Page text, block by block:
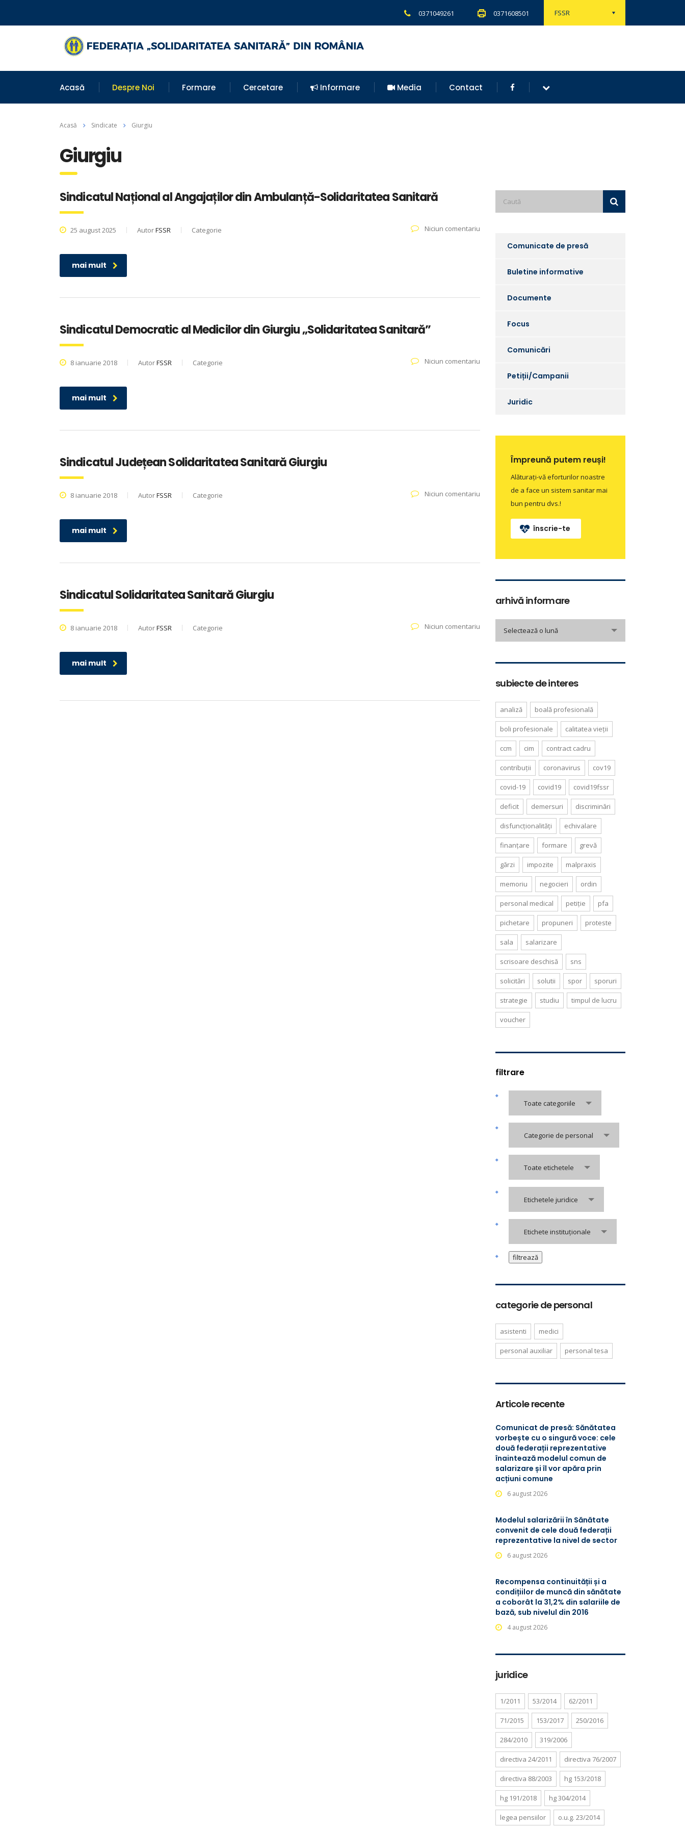
FSSR
0371049261 0371608501
Acasă Despre Noi Formare Cercetare Informare Media Contact
Acasă Sindicate Giurgiu
Giurgiu
Sindicatul Național al Angajaților din Ambulanță-Solidaritatea Sanitară
25 august 2025 AutorFSSR Categorie Niciun comentariu
mai mult
Sindicatul Democratic al Medicilor din Giurgiu „Solidaritatea Sanitară”
8 ianuarie 2018 AutorFSSR Categorie Niciun comentariu
mai mult
Sindicatul Județean Solidaritatea Sanitară Giurgiu
8 ianuarie 2018 AutorFSSR Categorie Niciun comentariu
mai mult
Sindicatul Solidaritatea Sanitară Giurgiu
8 ianuarie 2018 AutorFSSR Categorie Niciun comentariu
mai mult
Comunicate de presă
Buletine informative
Documente
Focus
Comunicări
Petiții/Campanii
Juridic
Împreună putem reuși!
Alăturați-vă eforturilor noastre
de a face un sistem sanitar mai
bun pentru dvs.!
înscrie-te
arhivă informare
informare
Selectează o lună
subiecte de interes
analiză boală profesională
boli profesionale calitatea vieții
ccm cim contract cadru
contribuții coronavirus cov19
covid-19 covid19 covid19fssr
deficit demersuri discriminări
disfuncționalități echivalare
finanțare formare grevă
gărzi impozite malpraxis
memoriu negocieri ordin
personal medical petiție pfa
pichetare propuneri proteste
sala salarizare
scrisoare deschisă sns
solicitări solutii spor sporuri
strategie studiu timpul de lucru
voucher
filtrare
Toate categoriile
Categorie de personal
Toate etichetele
Etichetele juridice
Etichete instituționale
categorie de personal
asistenti medici
personal auxiliar personal tesa
Articole recente
Comunicat de presă: Sănătatea
vorbește cu o singură voce: cele
două federații reprezentative
înaintează modelul comun de
salarizare și îl vor apăra prin
acțiuni comune
6 august 2026
Modelul salarizării în Sănătate
convenit de cele două federații
reprezentative la nivel de sector
6 august 2026
Recompensa continuității și a
condițiilor de muncă din sănătate
a coborât la 31,2% din salariile de
bază, sub nivelul din 2016
4 august 2026
juridice
1/2011 53/2014 62/2011
71/2015 153/2017 250/2016
284/2010 319/2006
directiva 24/2011 directiva 76/2007
directiva 88/2003 hg 153/2018
hg 191/2018 hg 304/2014
legea pensiilor o.u.g. 23/2014